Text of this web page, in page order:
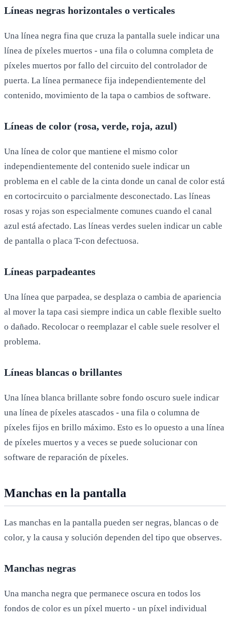
Líneas negras horizontales o verticales
Una línea negra fina que cruza la pantalla suele indicar una
línea de píxeles muertos - una fila o columna completa de
píxeles muertos por fallo del circuito del controlador de
puerta. La línea permanece fija independientemente del
contenido, movimiento de la tapa o cambios de software.
Líneas de color (rosa, verde, roja, azul)
Una línea de color que mantiene el mismo color
independientemente del contenido suele indicar un
problema en el cable de la cinta donde un canal de color está
en cortocircuito o parcialmente desconectado. Las líneas
rosas y rojas son especialmente comunes cuando el canal
azul está afectado. Las líneas verdes suelen indicar un cable
de pantalla o placa T-con defectuosa.
Líneas parpadeantes
Una línea que parpadea, se desplaza o cambia de apariencia
al mover la tapa casi siempre indica un cable flexible suelto
o dañado. Recolocar o reemplazar el cable suele resolver el
problema.
Líneas blancas o brillantes
Una línea blanca brillante sobre fondo oscuro suele indicar
una línea de píxeles atascados - una fila o columna de
píxeles fijos en brillo máximo. Esto es lo opuesto a una línea
de píxeles muertos y a veces se puede solucionar con
software de reparación de píxeles.
Manchas en la pantalla
Las manchas en la pantalla pueden ser negras, blancas o de
color, y la causa y solución dependen del tipo que observes.
Manchas negras
Una mancha negra que permanece oscura en todos los
fondos de color es un píxel muerto - un píxel individual